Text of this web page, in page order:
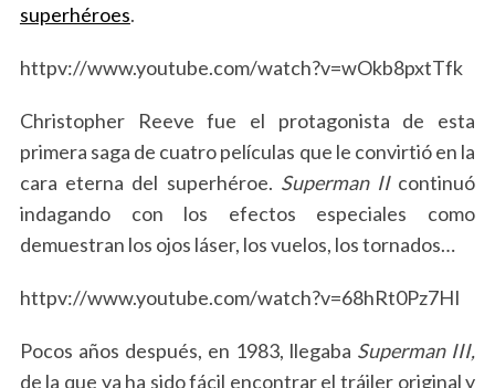
superhéroes.
httpv://www.youtube.com/watch?v=wOkb8pxtTfk
Christopher Reeve fue el protagonista de esta
primera saga de cuatro películas que le convirtió en la
cara eterna del superhéroe. Superman IIcontinuó
indagando con los efectos especiales como
demuestran los ojos láser, los vuelos, los tornados…
httpv://www.youtube.com/watch?v=68hRt0Pz7HI
Pocos años después, en 1983, llegaba Superman III,
de la que ya ha sido fácil encontrar el tráiler original y